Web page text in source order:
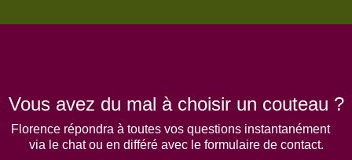
Vous avez du mal à choisir un couteau ?
Florence répondra à toutes vos questions instantanément
via le chat ou en différé avec le formulaire de contact.